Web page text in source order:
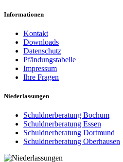
Informationen
Kontakt
Downloads
Datenschutz
Pfändungstabelle
Impressum
Ihre Fragen
Niederlassungen
Schuldnerberatung Bochum
Schuldnerberatung Essen
Schuldnerberatung Dortmund
Schuldnerberatung Oberhausen